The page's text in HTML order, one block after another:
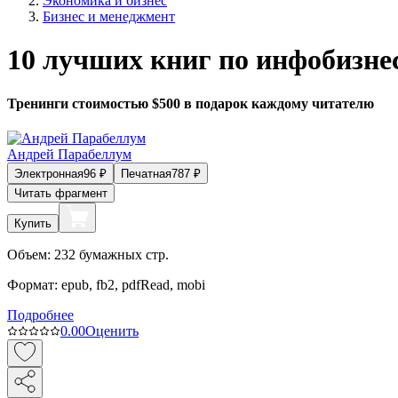
Бизнес и менеджмент
10 лучших книг по
Тренинги стоимостью $500 в подарок каждому читателю
Андрей Парабеллум
Электронная96 ₽ Печатная787 ₽
Читать фрагмент
Купить
Объем: 232 бумажных стр.
Формат: epub, fb2, pdfRead, mobi
Подробнее
0.00Оценить